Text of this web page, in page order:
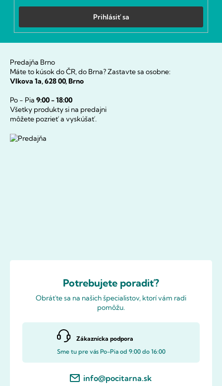
Prihlásiť sa
Predajňa Brno
Máte to kúsok do ČR, do Brna? Zastavte sa osobne:
Vlkova 1a, 628 00, Brno
Po - Pia 9:00 - 18:00
Všetky produkty si na predajni
môžete pozrieť a vyskúšať.
Potrebujete poradiť?
Obráťte sa na našich špecialistov, ktorí vám radi
pomôžu.
Zákaznícka podpora
Sme tu pre vás Po-Pia od 9:00 do 16:00
info@pocitarna.sk